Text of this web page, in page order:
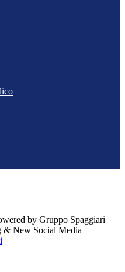
by Gruppo Spaggiari
& New Social Media